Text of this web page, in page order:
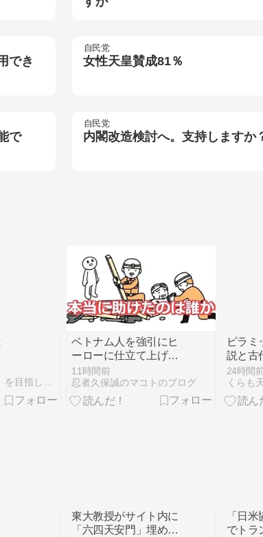
でき
自民党
女性天皇賛成81％
で
自民党
内閣改造検討へ。支持しますか
「1国民1スマホ制」を目指して頑張るBlog
ベトナム人を強引にヒ
ーローに仕立て上げる
マスゴミの悪辣さ
11時間前
忍者久保誠のマコトのブログ
ピラミ
説と古
24時間
くらも
東大教授がサイト内に
「六四天安門」埋め込
「日
でトラ